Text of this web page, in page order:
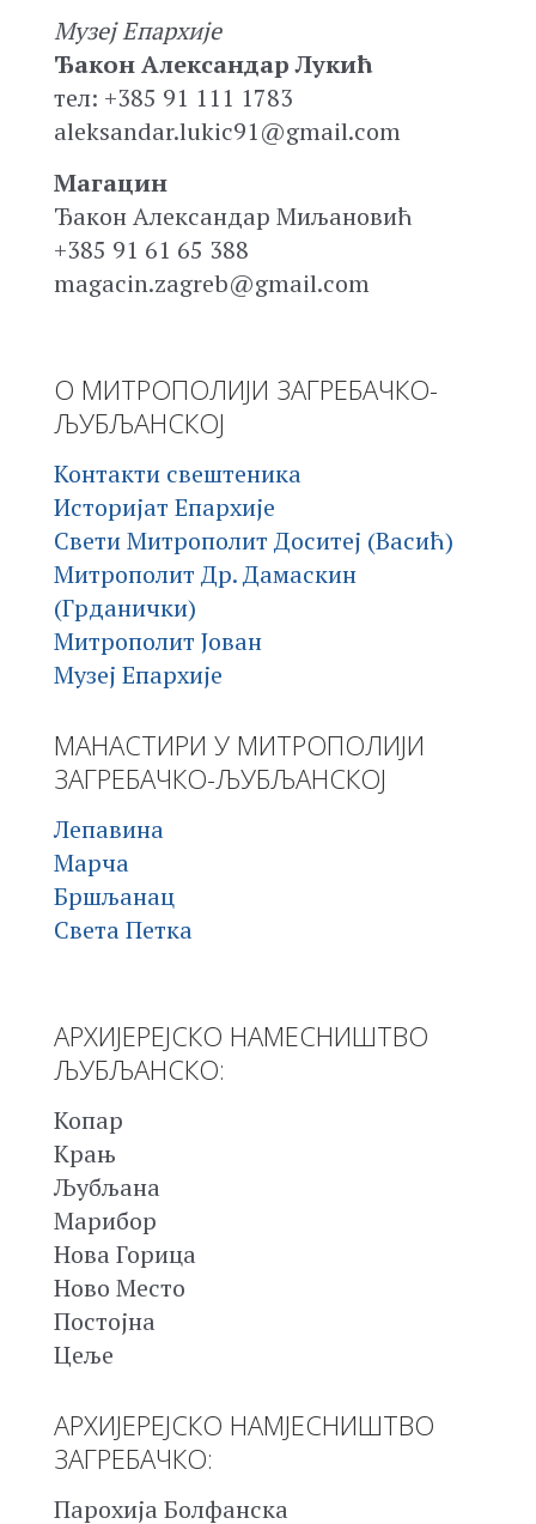
Музеј Епархије
Ђакон Александар Лукић
тел: +385 91 111 1783
aleksandar.lukic91@gmail.com
Магацин
Ђакон Александар Миљановић
+385 91 61 65 388
magacin.zagreb@gmail.com
О МИТРОПОЛИЈИ ЗАГРЕБАЧКО-
ЉУБЉАНСКОЈ
Контакти свештеника
Историјат Епархије
Свети Митрополит Доситеј (Васић)
Митрополит Др. Дамаскин
(Грданички)
Митрополит Јован
Музеј Епархије
МАНАСТИРИ У МИТРОПОЛИЈИ
ЗАГРЕБАЧКО-ЉУБЉАНСКОЈ
Лепавина
Марча
Бршљанац
Света Петка
АРХИЈЕРЕЈСКО НАМЕСНИШТВО
ЉУБЉАНСКО:
Копар
Крањ
Љубљана
Марибор
Нова Горица
Ново Место
Постојна
Цеље
АРХИЈЕРЕЈСКО НАМЈЕСНИШТВО
ЗАГРЕБАЧКО:
Парохија Болфанска